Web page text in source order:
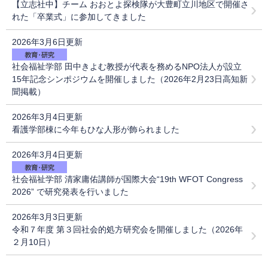
【立志社中】チーム おおとよ探検隊が大豊町立川地区で開催さ
れた「卒業式」に参加してきました
2026年3月6日更新
社会福祉学部 田中きよむ教授が代表を務めるNPO法人が設立
15年記念シンポジウムを開催しました（2026年2月23日高知新
聞掲載）
2026年3月4日更新
看護学部棟に今年もひな人形が飾られました
2026年3月4日更新
社会福祉学部 清家庸佑講師が国際大会“19th WFOT Congress
2026” で研究発表を行いました
2026年3月3日更新
令和７年度 第３回社会的処方研究会を開催しました（2026年
２月10日）